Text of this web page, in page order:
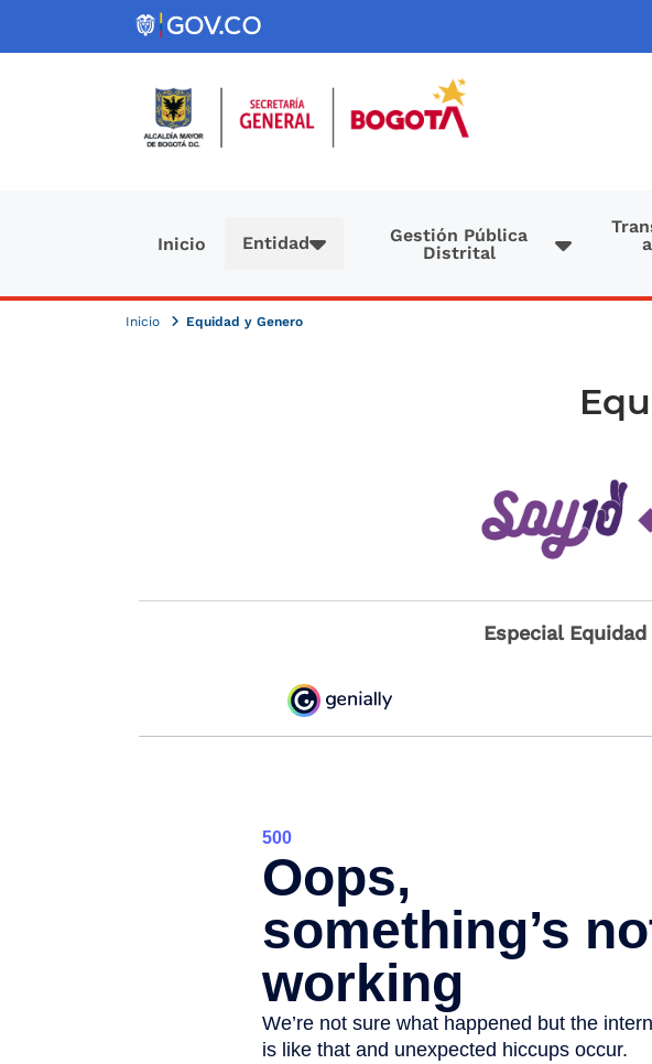
Pasar al contenido principal
Inicio Entidad
Gestión Pública
Distrital
Inicio Equidad y Genero
Especial